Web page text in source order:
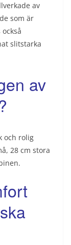
av
som är
slitstarka
av
och rolig
28 cm stora